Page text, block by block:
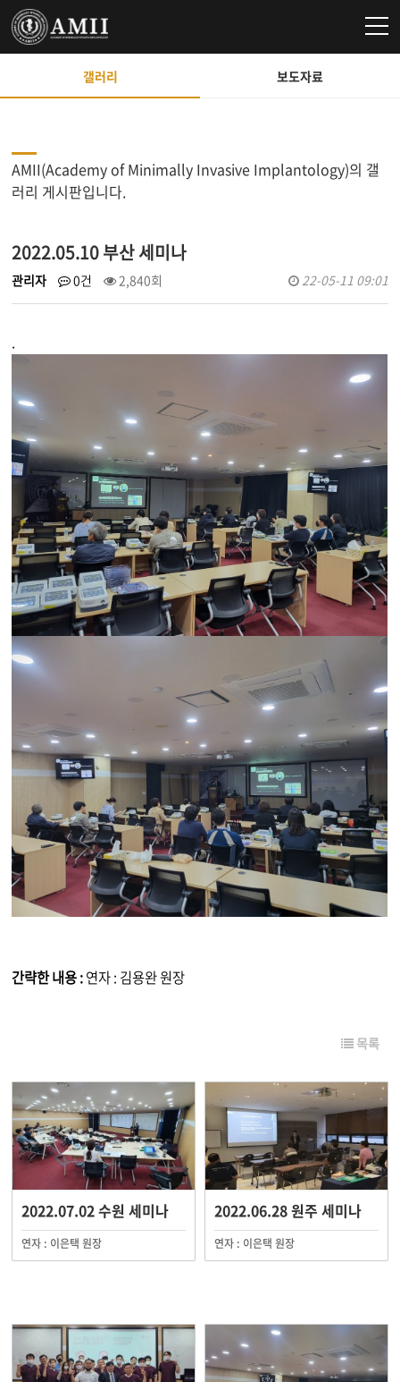
갤러리 보도자료
AMII(Academy of Minimally Invasive Implantology)의 갤
러리 게시판입니다.
2022.05.10 부산 세미나
관리자 0건 2,840회 22-05-11 09:01
.
간략한 내용 :연자 : 김용완 원장
목록
2022.07.02 수원 세미나
연자 : 이은택 원장
2022.06.28 원주 세미나
연자 : 이은택 원장